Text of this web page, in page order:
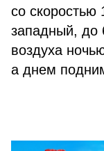
со
западный, до
воздуха
а днем